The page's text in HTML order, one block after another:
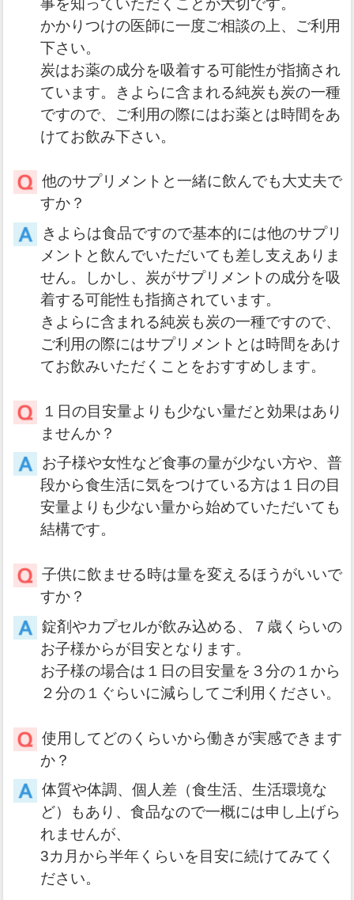
かかりつけの医師に一度ご相談の上、ご利用
下さい。
炭はお薬の成分を吸着する可能性が指摘され
ています。きよらに含まれる純炭も炭の一種
ですので、ご利用の際にはお薬とは時間をあ
けてお飲み下さい。
他のサプリメントと一緒に飲んでも大丈夫で
すか？
きよらは食品ですので基本的には他のサプリ
メントと飲んでいただいても差し支えありま
せん。しかし、炭がサプリメントの成分を吸
着する可能性も指摘されています。
きよらに含まれる純炭も炭の一種ですので、
ご利用の際にはサプリメントとは時間をあけ
てお飲みいただくことをおすすめします。
１日の目安量よりも少ない量だと効果はあり
ませんか？
お子様や女性など食事の量が少ない方や、普
段から食生活に気をつけている方は１日の目
安量よりも少ない量から始めていただいても
結構です。
子供に飲ませる時は量を変えるほうがいいで
すか？
錠剤やカプセルが飲み込める、７歳くらいの
お子様からが目安となります。
お子様の場合は１日の目安量を３分の１から
２分の１ぐらいに減らしてご利用ください。
使用してどのくらいから働きが実感できます
か？
体質や体調、個人差（食生活、生活環境な
ど）もあり、食品なので一概には申し上げら
れませんが、
3カ月から半年くらいを目安に続けてみてく
ださい。